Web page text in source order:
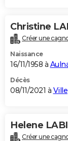
Christine
Créer une
Naissance
16/11/1958 à
Décès
08/11/2021 à
Helene
Créer une